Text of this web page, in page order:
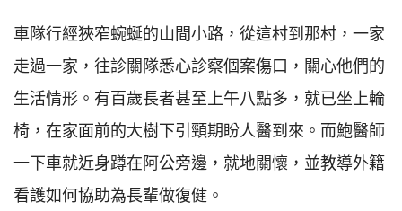
車隊行經狹窄蜿蜒的山間小路，從這村到那村，一家
走過一家，往診關隊悉心診察個案傷口，關心他們的
生活情形。有百歲長者甚至上午八點多，就已坐上輪
椅，在家面前的大樹下引頸期盼人醫到來。而鮑醫師
一下車就近身蹲在阿公旁邊，就地關懷，並教導外籍
看護如何協助為長輩做復健。